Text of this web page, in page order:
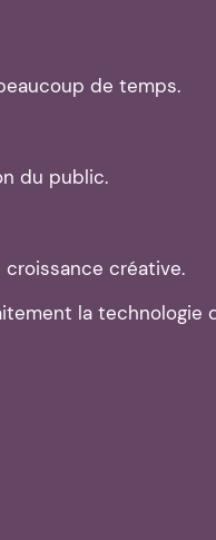
de temps.
du public.
créative.
la technologie